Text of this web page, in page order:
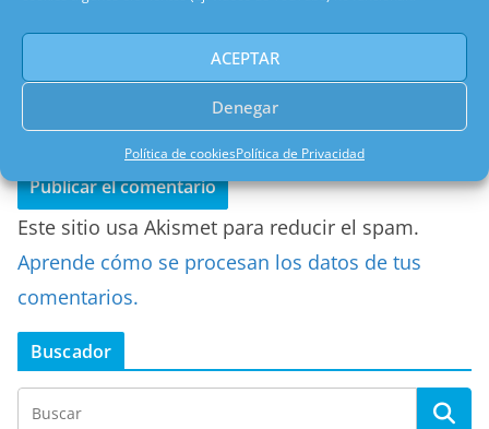
ACEPTAR
Denegar
Política de cookiesPolítica de Privacidad
Web
Este sitio usa Akismet para reducir el spam.
Aprende cómo se procesan los datos de tus
comentarios.
Buscador